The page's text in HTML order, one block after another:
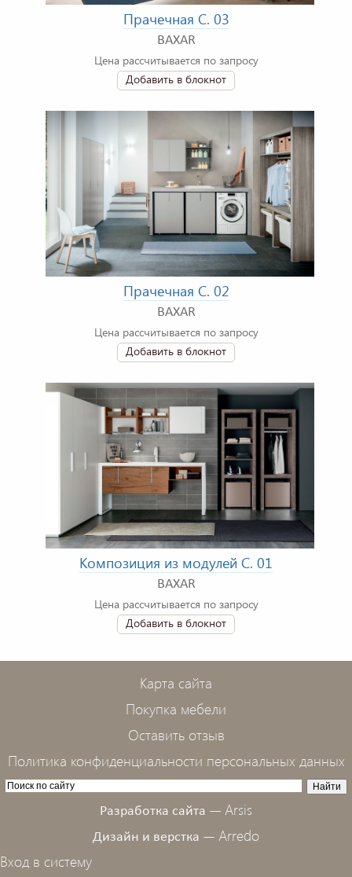
Прачечная C. 03
BAXAR
Цена рассчитывается по запросу
Добавить в блокнот
Прачечная C. 02
BAXAR
Цена рассчитывается по запросу
Добавить в блокнот
Композиция из модулей C. 01
BAXAR
Цена рассчитывается по запросу
Добавить в блокнот
Карта сайта
Покупка мебели
Оставить отзыв
Политика конфиденциальности персональных данных
Разработка сайта — Arsis
Дизайн и верстка — Arredo
Вход в систему